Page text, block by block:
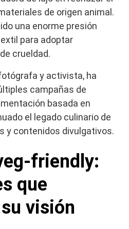
de origen animal.
una enorme presión
para adoptar
crueldad.
y activista, ha
campañas de
basada en
el legado culinario de
y contenidos divulgativos.
friendly:
que
visión